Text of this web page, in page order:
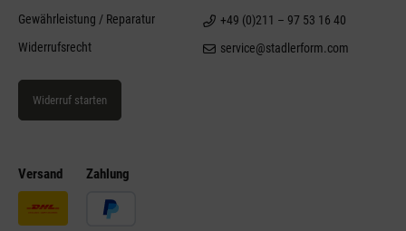
Versand Zahlung
Gewährleistung / Reparatur
Widerrufsrecht
Widerruf starten
+49 (0)211 – 97 53 16 40
service@stadlerform.com